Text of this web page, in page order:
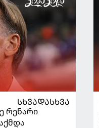
ᲡᲮᲕᲐᲓᲐᲡᲮᲕᲐ
რენარი